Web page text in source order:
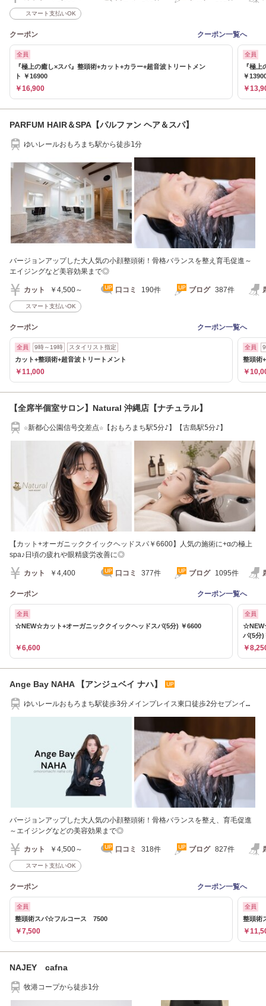
スマート支払いOK
クーポン クーポン一覧へ
全員
『極上の癒し×スパ』整頭術+カット+カラー+超音波トリートメン
ト ￥16900
￥16,900
全員
『極
￥
￥
PARFUM HAIR＆SPA【パルファン ヘア＆スパ】
ゆいレールおもろまち駅から徒歩1分
バージョンアップした大人気の小顔整頭術！骨格バランスを整え育毛促進～
エイジングなど美容効果まで◎
カット ￥4,500～ 口コミ 190件 ブログ 387件
スマート支払いOK
クーポン クーポン一覧へ
全員 9時～19時 スタイリスト指定
カット+整頭術+超音波トリートメント
￥11,000
全員
整頭術
￥
【全席半個室サロン】Natural 沖縄店【ナチュラル】
☆新都心公園信号交差点☆【おもろまち駅5分♪】【古島駅5分♪】
【カット+オーガニッククイックヘッドスパ￥6600】人気の施術に+αの極上
spa♪日頃の疲れや眼精疲労改善に◎
カット ￥4,400 口コミ 377件 ブログ 1095件
クーポン クーポン一覧へ
全員
☆NEW☆カット+オーガニッククイックヘッドスパ(5分) ￥6600
￥6,600
全員
パ(5分)
￥
Ange Bay NAHA 【アンジュベイ ナハ】
ゆいレールおもろまち駅徒歩3分メインプレイス東口徒歩2分セブンイレ
バージョンアップした大人気の小顔整頭術！骨格バランスを整え、育毛促進
～エイジングなどの美容効果まで◎
カット ￥4,500～ 口コミ 318件 ブログ 827件
スマート支払いOK
クーポン クーポン一覧へ
全員
整頭術スパ☆フルコース 7500
￥7,500
全員
整頭術
￥
NAJEY cafna
牧港コープから徒歩1分